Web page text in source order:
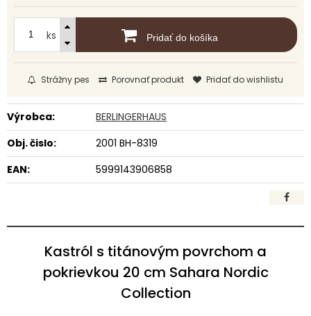
ks Pridať do košíka
Strážny pes Porovnať produkt Pridať do wishlistu
Výrobca:
BERLINGERHAUS
Obj. čislo:
2001 BH-8319
EAN:
5999143906858
Kastról s titánovým povrchom a
pokrievkou 20 cm Sahara Nordic
Collection